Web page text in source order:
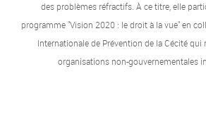
des problèmes réfractifs. À ce titre, elle
programme "Vision 2020 : le droit à la vue" en
Internationale de Prévention de la Cécité
organisations non-gouvernementales